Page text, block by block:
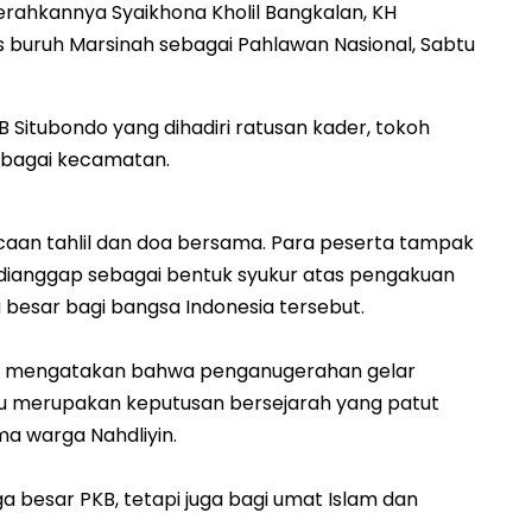
Syaikhona Kholil Bangkalan, KH
Marsinah sebagai Pahlawan Nasional, Sabtu
Situbondo yang dihadiri ratusan kader, tokoh
kecamatan.
tahlil dan doa bersama. Para peserta tampak
sebagai bentuk syukur atas pengakuan
bagi bangsa Indonesia tersebut.
mengatakan bahwa penganugerahan gelar
merupakan keputusan bersejarah yang patut
warga Nahdliyin.
besar PKB, tetapi juga bagi umat Islam dan